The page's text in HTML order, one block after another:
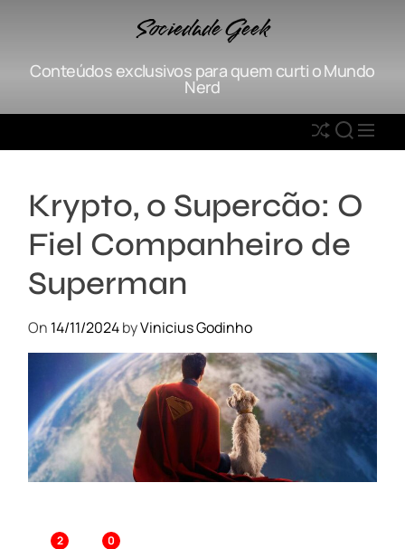
o
Sociedade Geek
Conteúdos exclusivos para quem curti o Mundo
Nerd
S
h
ff
l
e
S
E
R
C
H
M
E
U
Krypto, o Supercão: O
Fiel Companheiro de
Superman
On 14/11/2024byVinicius Godinho
2 0